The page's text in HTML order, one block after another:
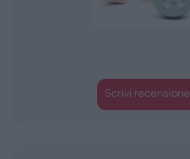
Scrivi recensione